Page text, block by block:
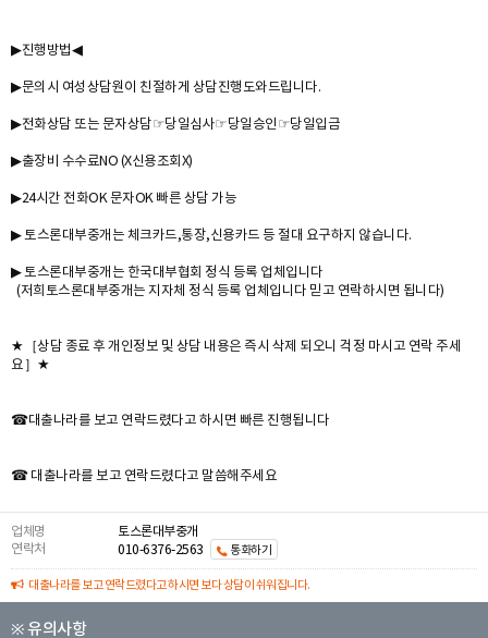
▶진행방법◀
▶문의시 여성상담원이 친절하게 상담진행도와드립니다.
▶전화상담 또는 문자상담☞당일심사☞당일승인☞당일입금
▶출장비 수수료NO (X신용조회X)
▶24시간 전화OK 문자OK 빠른 상담 가능
▶ 토스론대부중개는 체크카드,통장,신용카드 등 절대 요구하지 않습니다.
▶ 토스론대부중개는 한국대부협회 정식 등록 업체입니다
(저희토스론대부중개는 지자체 정식 등록 업체입니다 믿고 연락하시면 됩니다)
★［상담 종료 후 개인정보 및 상담 내용은 즉시 삭제 되오니 걱정 마시고 연락 주세
요］★
☎대출나라를 보고 연락드렸다고 하시면 빠른 진행됩니다
☎ 대출나라를 보고 연락드렸다고 말씀해주세요
업체명
토스론대부중개
연락처
010-6376-2563 통화하기
대출나라를 보고 연락드렸다고 하시면 보다 상담이 쉬워집니다.
※ 유의사항